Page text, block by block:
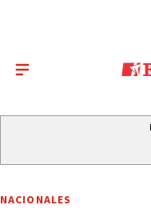
NACIONALES